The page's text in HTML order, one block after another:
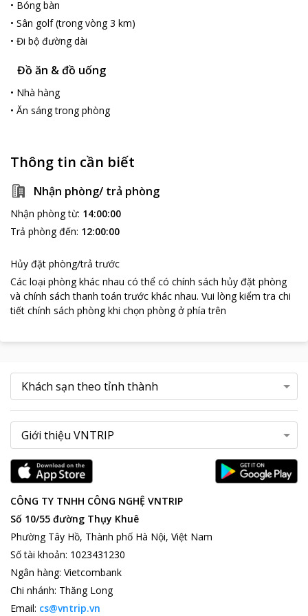
• Bóng bàn
• Sân golf (trong vòng 3 km)
• Đi bộ đường dài
Đồ ăn & đồ uống
• Nhà hàng
• Ăn sáng trong phòng
Thông tin cần biết
Nhận phòng/ trả phòng
Nhận phòng từ: 14:00:00
Trả phòng đến: 12:00:00
Hủy đặt phòng/trả trước
Các loại phòng khác nhau có thể có chính sách hủy đặt phòng
và chính sách thanh toán trước khác nhau. Vui lòng kiểm tra chi
tiết chính sách phòng khi chọn phòng ở phía trên
CÔNG TY TNHH CÔNG NGHỆ VNTRIP
Số 10/55 đường Thụy Khuê
Phường Tây Hồ, Thành phố Hà Nội, Việt Nam
Số tài khoản: 1023431230
Ngân hàng: Vietcombank
Chi nhánh: Thăng Long
Email: cs@vntrip.vn